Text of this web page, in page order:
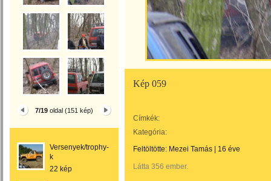
7/19 oldal (151 kép)
Versenyek/trophy-
k
22 kép
Kép 059
Címkék:
Kategória:
Feltöltötte: Mezei Tamás 16 éve
Látta 356 ember.